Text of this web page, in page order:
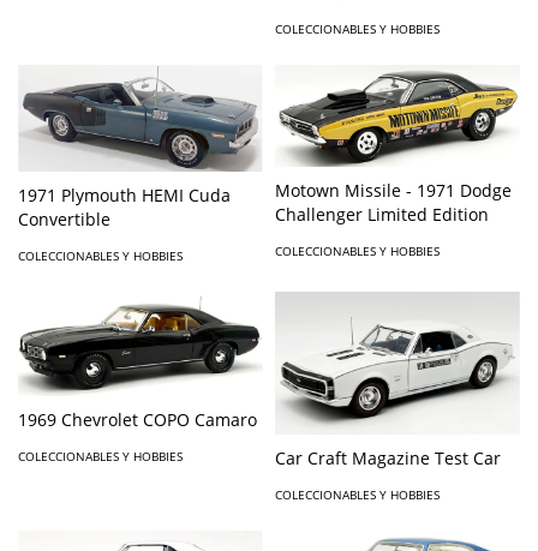
COLECCIONABLES Y HOBBIES
1971 Plymouth HEMI Cuda
Convertible
COLECCIONABLES Y HOBBIES
Motown Missile - 1971 Dodge
Challenger Limited Edition
COLECCIONABLES Y HOBBIES
1969 Chevrolet COPO Camaro
COLECCIONABLES Y HOBBIES Car Craft Magazine Test Car
COLECCIONABLES Y HOBBIES